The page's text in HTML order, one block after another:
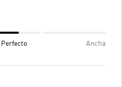
Perfecto Ancha